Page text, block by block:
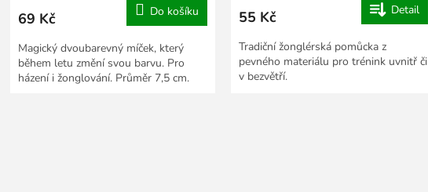
69 Kč Do košíku
Magický dvoubarevný míček, který
během letu změní svou barvu. Pro
házení i žonglování. Průměr 7,5 cm.
55 Kč Detail
Tradiční žonglérská pomůcka z
pevného materiálu pro trénink uvnitř či
v bezvětří.